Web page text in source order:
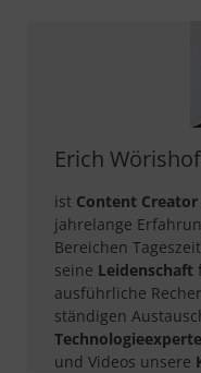
Erich
ist Content Creator
jahrelange
Bereichen
seine Leidenschaft
ausführliche
ständigen
und Videos unsere